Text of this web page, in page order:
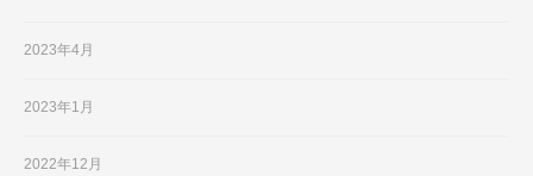
2023年4月
2023年1月
2022年12月